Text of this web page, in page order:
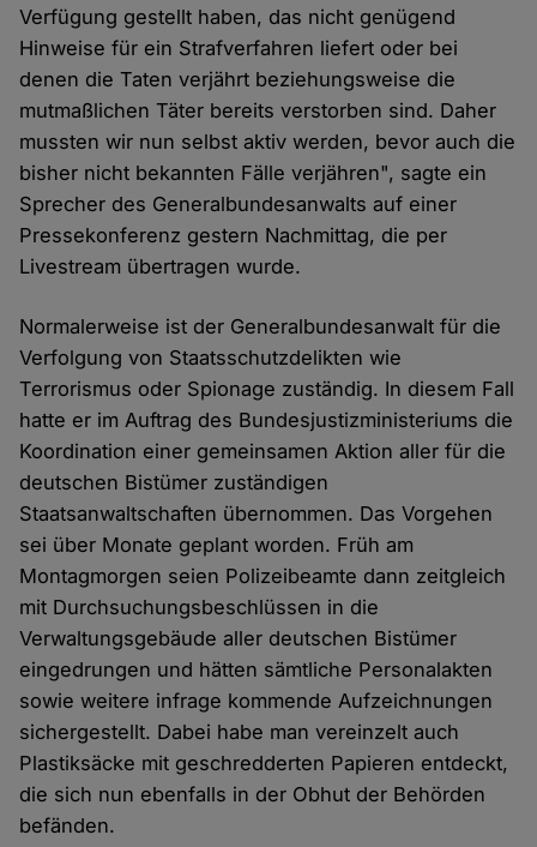
Verfügung gestellt haben, das nicht genügend
Hinweise für ein Strafverfahren liefert oder bei
denen die Taten verjährt beziehungsweise die
mutmaßlichen Täter bereits verstorben sind. Daher
mussten wir nun selbst aktiv werden, bevor auch die
bisher nicht bekannten Fälle verjähren", sagte ein
Sprecher des Generalbundesanwalts auf einer
Pressekonferenz gestern Nachmittag, die per
Livestream übertragen wurde.
Normalerweise ist der Generalbundesanwalt für die
Verfolgung von Staatsschutzdelikten wie
Terrorismus oder Spionage zuständig. In diesem Fall
hatte er im Auftrag des Bundesjustizministeriums die
Koordination einer gemeinsamen Aktion aller für die
deutschen Bistümer zuständigen
Staatsanwaltschaften übernommen. Das Vorgehen
sei über Monate geplant worden. Früh am
Montagmorgen seien Polizeibeamte dann zeitgleich
mit Durchsuchungsbeschlüssen in die
Verwaltungsgebäude aller deutschen Bistümer
eingedrungen und hätten sämtliche Personalakten
sowie weitere infrage kommende Aufzeichnungen
sichergestellt. Dabei habe man vereinzelt auch
Plastiksäcke mit geschredderten Papieren entdeckt,
die sich nun ebenfalls in der Obhut der Behörden
befänden.